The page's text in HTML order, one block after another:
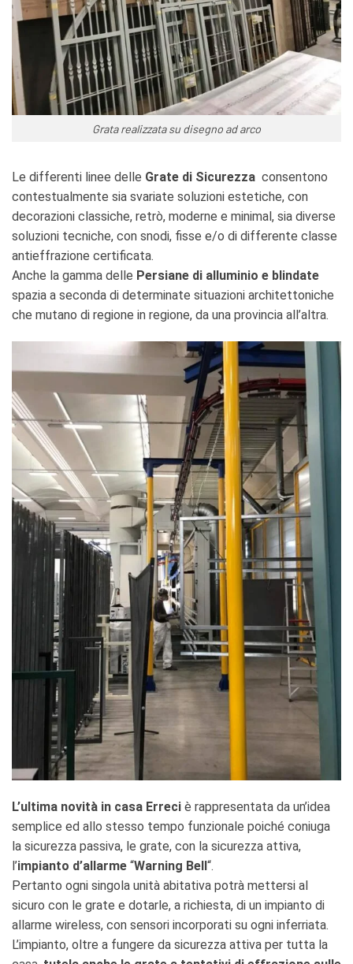
Grata realizzata su disegno ad arco
Le differenti linee delle Grate di Sicurezza consentono
contestualmente sia svariate soluzioni estetiche, con
decorazioni classiche, retrò, moderne e minimal, sia diverse
soluzioni tecniche, con snodi, fisse e/o di differente classe
antieffrazione certificata.
Anche la gamma delle Persiane di alluminio e blindate
spazia a seconda di determinate situazioni architettoniche
che mutano di regione in regione, da una provincia all’altra.
L’ultima novità in casa Erreci è rappresentata da un’idea
semplice ed allo stesso tempo funzionale poiché coniuga
la sicurezza passiva, le grate, con la sicurezza attiva,
l’impianto d’allarme “Warning Bell “.
Pertanto ogni singola unità abitativa potrà mettersi al
sicuro con le grate e dotarle, a richiesta, di un impianto di
allarme wireless, con sensori incorporati su ogni inferriata.
L’impianto, oltre a fungere da sicurezza attiva per tutta la